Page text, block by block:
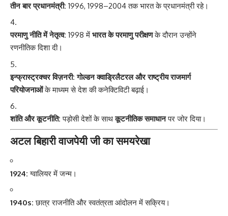
तीन बार प्रधानमंत्री: 1996, 1998–2004 तक भारत के प्रधानमंत्री रहे।
परमाणु नीति में नेतृत्व: 1998 में भारत के परमाणु परीक्षणके दौरान उन्होंने
रणनीतिक दिशा दी।
इन्फ्रास्ट्रक्चर विज़नरी: गोल्डन क्वाड्रिलैटरल और राष्ट्रीय राजमार्ग
परियोजनाओंके माध्यम से देश की कनेक्टिविटी बढ़ाई।
शांति और कूटनीति: पड़ोसी देशों के साथकूटनीतिक समाधानपर जोर दिया।
अटल बिहारी वाजपेयी जी का समयरेखा
1924: ग्वालियर में जन्म।
1940s: छात्र राजनीति और स्वतंत्रता आंदोलन में सक्रिय।